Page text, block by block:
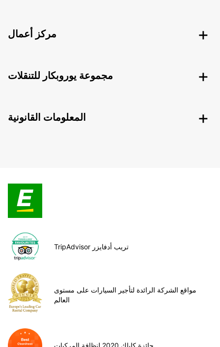
مركز أعمال
مجموعة يوروبكار للتنقلات
المعلومات القانونية
TripAdvisor تريب أدفايزر
مواقع الشركة الرائدة لتأجير السيارات على مستوى
العالم
جائزة كاياك 2020 لنظافة المركبات